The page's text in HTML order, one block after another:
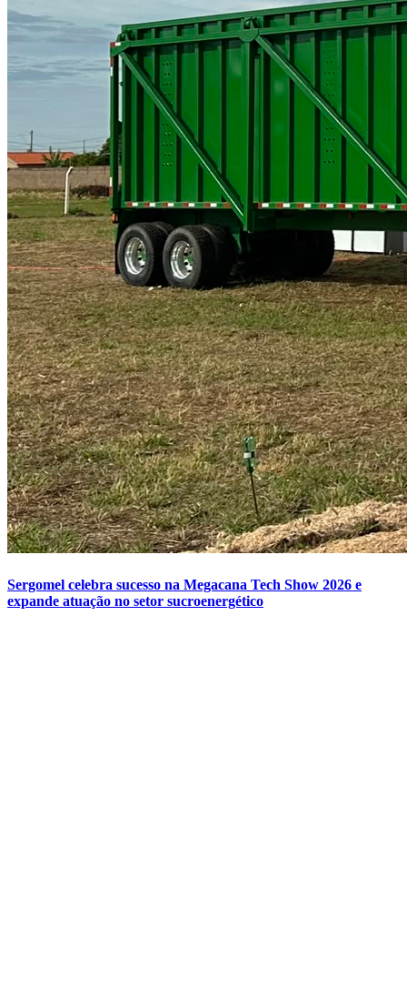
Sergomel celebra sucesso na Megacana Tech Show 2026 e
expande atuação no setor sucroenergético